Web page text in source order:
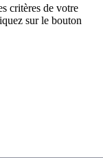
critères de votre
sur le bouton